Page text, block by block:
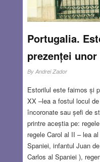
Portugalia.
prezenței
By Andrei Zador
Estorilul este faimos și
XX –lea a fostul locul
încoronate sau șefi de
printre aceștia pe:
regele Carol al II – lea
Spaniei, infantul Juan
Carlos al Spaniei ),